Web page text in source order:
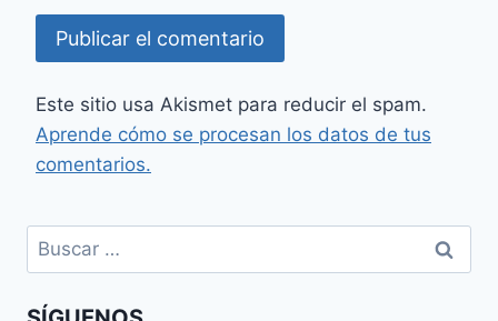
Este sitio usa Akismet para reducir el spam.
Aprende cómo se procesan los datos de tus
comentarios.
Buscar: